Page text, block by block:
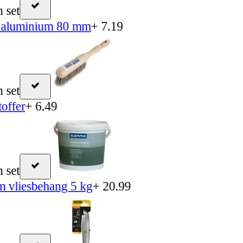
set
80 mm+ 7.19
set
+ 6.49
set
vliesbehang 5 kg+ 20.99